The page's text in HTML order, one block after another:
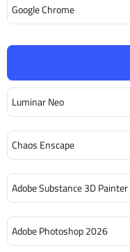
Luminar Neo
Chaos Enscape
Adobe Substance 3D
Adobe Photoshop 2026
Google Chrome